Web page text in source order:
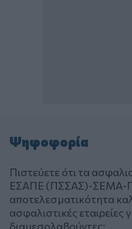
Ψηφοφορία
Πιστεύετε ότι τα
ΕΣΑΠΕ (ΠΣΣΑΣ)-ΣΕΜΑ-
αποτελεσματικότητα
ασφαλιστικές εταιρείες
διαμεσολαβούντες;